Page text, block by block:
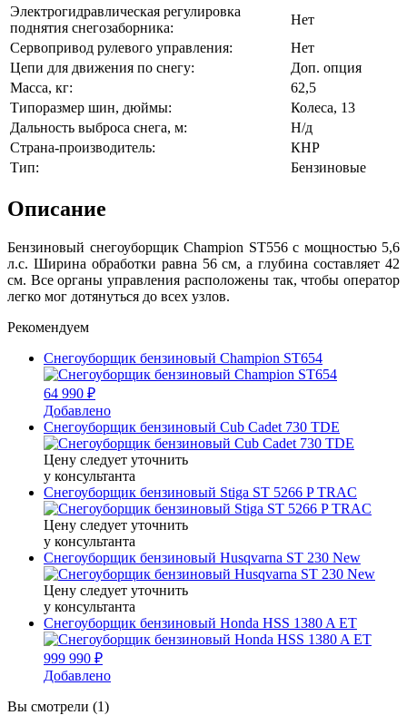
Электрогидравлическая регулировка
поднятия снегозаборника:
Нет
Сервопривод рулевого управления:
Нет
Цепи для движения по снегу:
Доп. опция
Масса, кг:
62,5
Типоразмер шин, дюймы:
Колеса, 13
Дальность выброса снега, м:
Н/д
Страна-производитель:
КНР
Тип:
Бензиновые
Описание
Бензиновый снегоуборщик Champion ST556 с мощностью 5,6
л.с. Ширина обработки равна 56 см, а глубина составляет 42
см. Все органы управления расположены так, чтобы оператор
легко мог дотянуться до всех узлов.
Рекомендуем
Снегоуборщик бензиновый Champion ST654
64 990 ₽
Добавлено
Снегоуборщик бензиновый Cub Cadet 730 TDE
Цену следует уточнить
у консультанта
Снегоуборщик бензиновый Stiga ST 5266 P TRAC
Цену следует уточнить
у консультанта
Снегоуборщик бензиновый Husqvarna ST 230 New
Цену следует уточнить
у консультанта
Снегоуборщик бензиновый Honda HSS 1380 A ET
999 990 ₽
Добавлено
Вы смотрели (1)